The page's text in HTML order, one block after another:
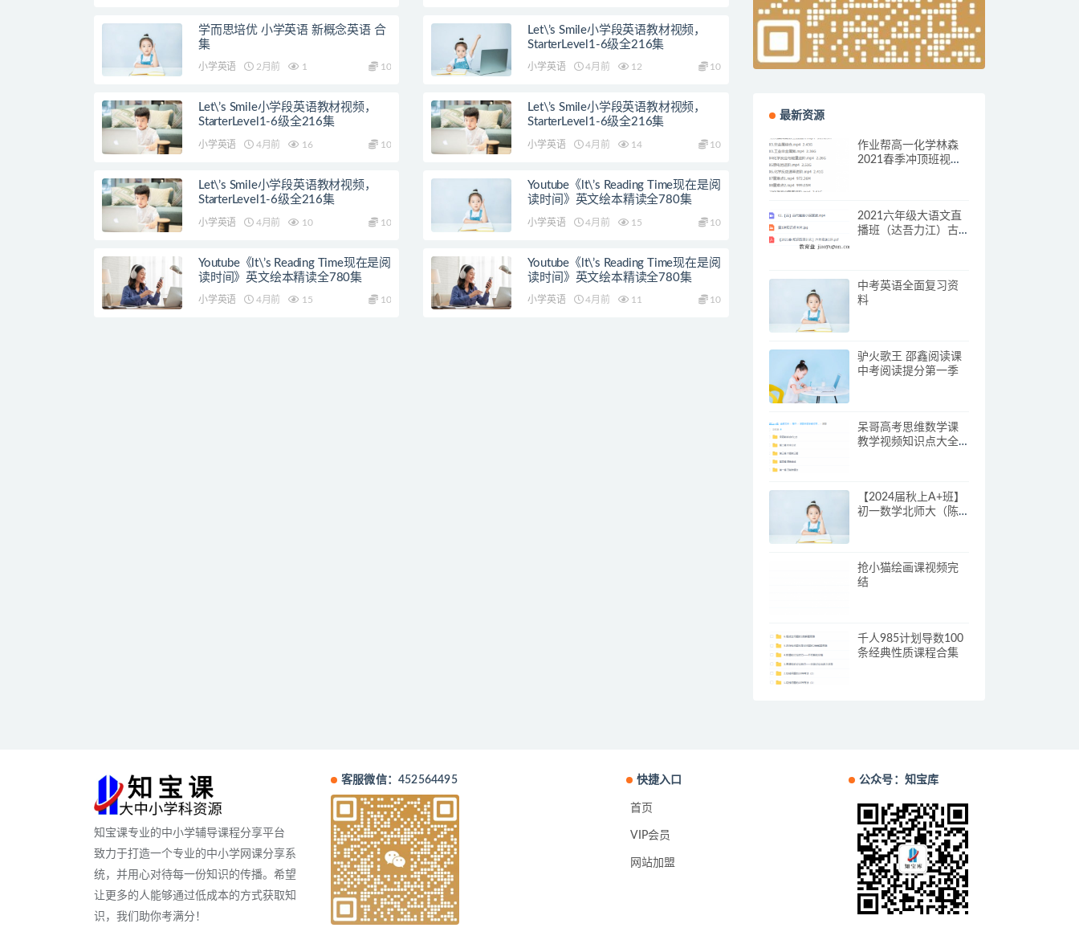
学而思培优 小学英语 新概念英语 合
集
小学英语 2月前 1 10
Let\’s Smile小学段英语教材视频，
StarterLevel1-6级全216集
小学英语 4月前 12 10
Let\’s Smile小学段英语教材视频，
StarterLevel1-6级全216集
小学英语 4月前 16 10
Let\’s Smile小学段英语教材视频，
StarterLevel1-6级全216集
小学英语 4月前 14 10
Let\’s Smile小学段英语教材视频，
StarterLevel1-6级全216集
小学英语 4月前 10 10
Youtube《lt\’s Reading Time现在是阅
读时间》英文绘本精读全780集
小学英语 4月前 15 10
Youtube《lt\’s Reading Time现在是阅
读时间》英文绘本精读全780集
小学英语 4月前 15 10
Youtube《lt\’s Reading Time现在是阅
读时间》英文绘本精读全780集
小学英语 4月前 11 10
最新资源
作业帮高一化学林森
2021春季冲顶班视频
2021六年级大语文直
播班（达吾力江）古
中考英语全面复习资
料
驴火歌王 邵鑫阅读课
中考阅读提分第一季
呆哥高考思维数学课
教学视频知识点大全
【2024届秋上A+班】
初一数学北师大（陈
抢小猫绘画课视频完
结
千人985计划导数100
条经典性质课程合集
知宝课专业的中小学辅导课程分享平台
致力于打造一个专业的中小学网课分享系
统，并用心对待每一份知识的传播。希望
让更多的人能够通过低成本的方式获取知
识，我们助你考满分！
客服微信：452564495 快捷入口
首页
VIP会员
网站加盟
公众号：知宝库